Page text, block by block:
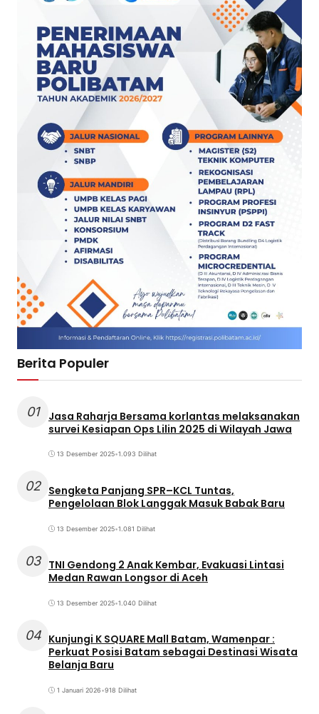
Berita Populer
01
Jasa Raharja Bersama korlantas melaksanakan
survei Kesiapan Ops Lilin 2025 di Wilayah Jawa
13 Desember 2025•1.093 Dilihat
02 Sengketa Panjang SPR–KCL Tuntas,
Pengelolaan Blok Langgak Masuk Babak Baru
13 Desember 2025•1.081 Dilihat
03 TNI Gendong 2 Anak Kembar, Evakuasi Lintasi
Medan Rawan Longsor di Aceh
13 Desember 2025•1.040 Dilihat
04 Kunjungi K SQUARE Mall Batam, Wamenpar :
Perkuat Posisi Batam sebagai Destinasi Wisata
Belanja Baru
1 Januari 2026•918 Dilihat